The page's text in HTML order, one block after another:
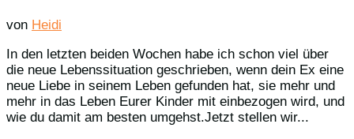
von Heidi
In den letzten beiden Wochen habe ich schon viel über
die neue Lebenssituation geschrieben, wenn dein Ex eine
neue Liebe in seinem Leben gefunden hat, sie mehr und
mehr in das Leben Eurer Kinder mit einbezogen wird, und
wie du damit am besten umgehst.Jetzt stellen wir...